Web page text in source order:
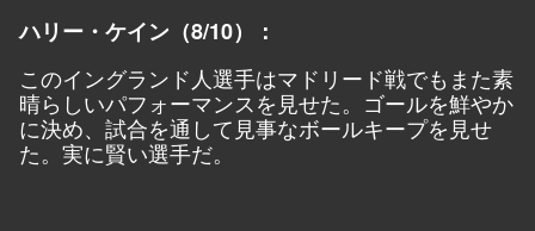
ハリー・ケイン（8/10）：
このイングランド人選手はマドリード戦でもまた素
晴らしいパフォーマンスを見せた。ゴールを鮮やか
に決め、試合を通して見事なボールキープを見せ
た。実に賢い選手だ。